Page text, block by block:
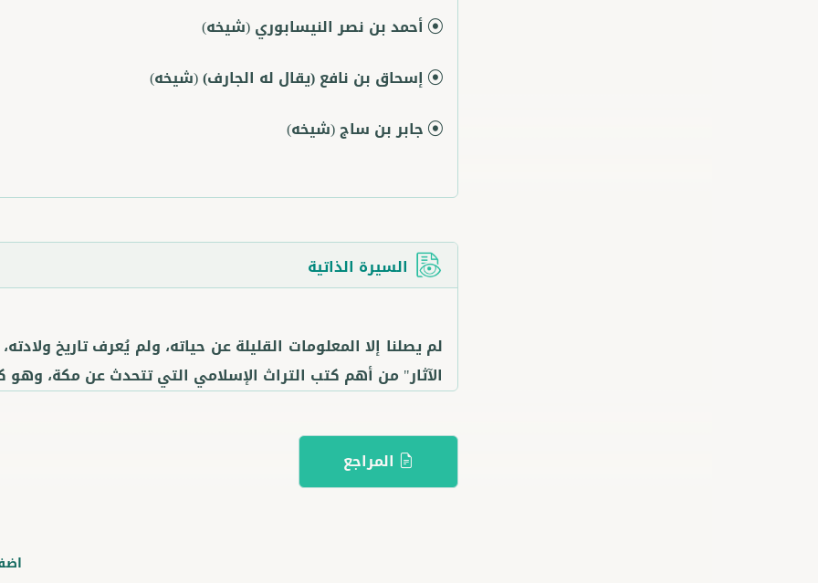
أحمد بن نصر النيسابوري(شيخه)
إسحاق بن نافع (يقال له الجارف)(شيخه)
جابر بن ساج(شيخه)
السيرة الذاتية
لم يصلنا إلا المعلومات القليلة عن حياته، ولم يُعرف تاريخ
الآثار" من أهم كتب التراث الإسلامي التي تتحدث عن مكة، وهو
المراجع